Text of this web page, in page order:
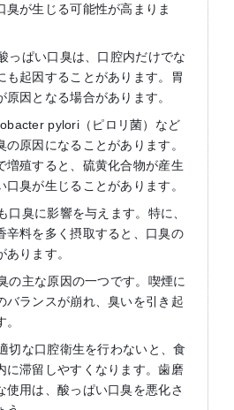
臭が生じる可能性が高まりま
っぱい口臭は、口腔内だけでな
も起因することがあります。胃
因となる場合があります。
pylori（ピロリ菌）など
原因になることがあります。
増殖すると、硫黄化合物が産生
臭が生じることがあります。
口臭に影響を与えます。特に、
辛料を多く摂取すると、口臭の
ります。
の主な原因の一つです。喫煙に
バランスが崩れ、臭いを引き起
切な口腔衛生を行わないと、食
に滞留しやすくなります。歯磨
使用は、酸っぱい口臭を悪化さ